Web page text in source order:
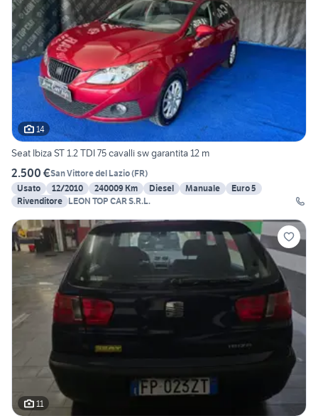
14
Seat Ibiza ST 1.2 TDI 75 cavalli sw garantita 12 m
2.500 €San Vittore del Lazio(FR)
Usato
12/2010 240009 Km Diesel Manuale
Euro 5
Rivenditore LEON TOP CAR S.R.L.
11